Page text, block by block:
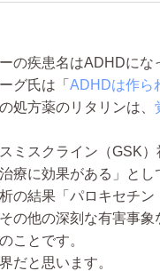
の疾患名はADHDにな
グ氏は「 ADHDは作ら
処方薬のリタリンは、
ミスクライン（GSK
療に効果がある」と
の結果「パロキセチ
の他の深刻な有害事
ことです。
だと思います。